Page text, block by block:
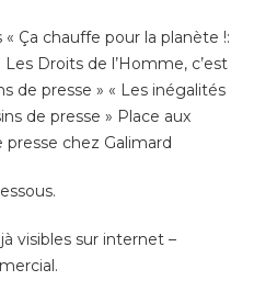
« Ça chauffe pour la planète !:
Droits de l’Homme, c’est
de presse » « Les inégalités
de presse » Place aux
chez Galimard
visibles sur internet –